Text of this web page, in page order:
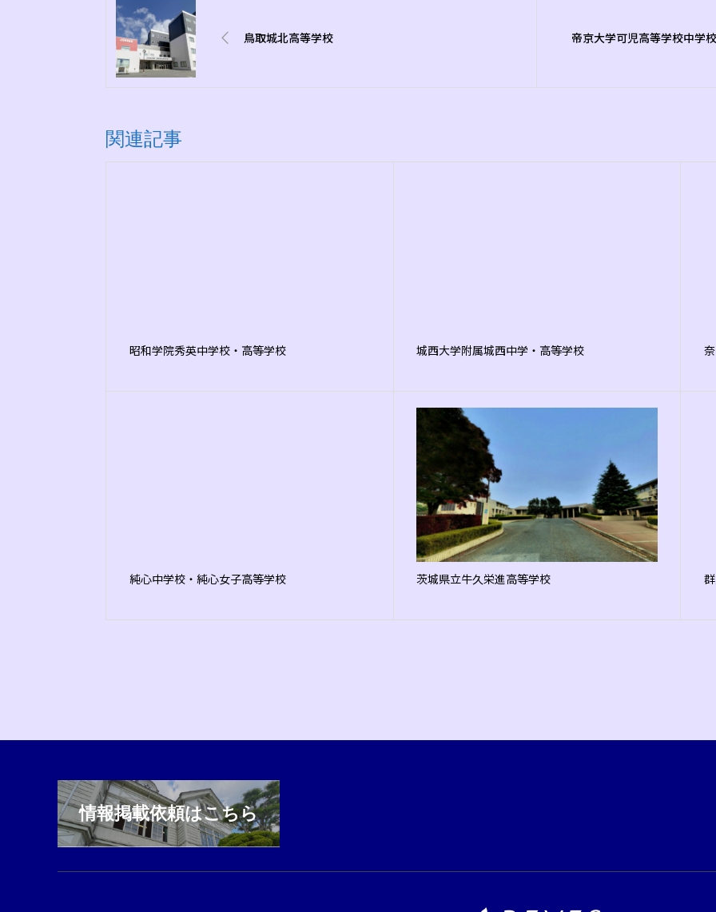
鳥取城北高等学校 帝京大学可児高等学校中学
関連記事
昭和学院秀英中学校・高等学校 城西大学附属城西中学・高等学校
純心中学校・純心女子高等学校 茨城県立牛久栄進高等学校
情報掲載依頼はこちら